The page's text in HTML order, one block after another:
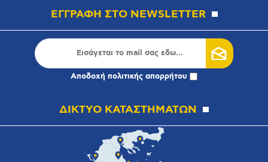
ΕΓΓΡΑΦΗ ΣΤΟ NEWSLETTER
Αποδοχή πολιτικής απορρήτου
ΔΙΚΤΥΟ ΚΑΤΑΣΤΗΜΑΤΩΝ